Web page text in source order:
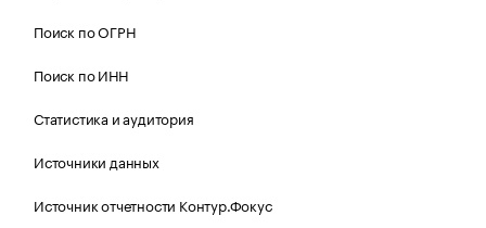
Поиск по ОГРН
Поиск по ИНН
Статистика и аудитория
Источники данных
Источник отчетности Контур.Фокус